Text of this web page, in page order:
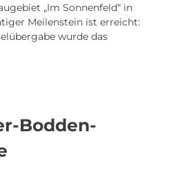
„Im Sonnenfeld“ in
Meilenstein ist erreicht:
wurde das
Bodden-